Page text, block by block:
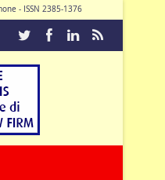
- ISSN 2385-1376